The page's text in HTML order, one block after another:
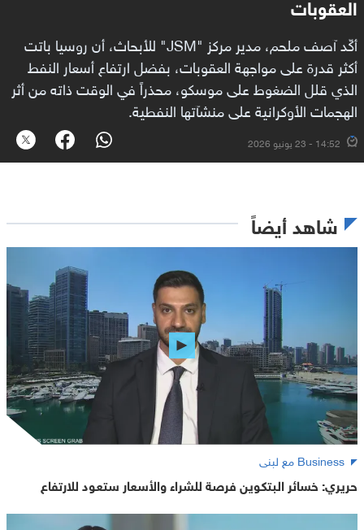
أكّد آصف ملحم، مدير مركز "JSM" للأبحاث، أن روسيا باتت
أكثر قدرة على مواجهة العقوبات، بفضل ارتفاع أسعار النفط
الذي قلل الضغوط على موسكو، محذراً في الوقت ذاته من أثر
الهجمات الأوكرانية على منشآتها النفطية.
14:52 - 23 يونيو 2026
شاهد أيضاً
Business مع لبنى
حريري: خسائر البتكوين فرصة للشراء والأسعار ستعود للارتفاع